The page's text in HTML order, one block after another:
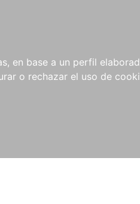
en base a un perfil
o rechazar el uso de